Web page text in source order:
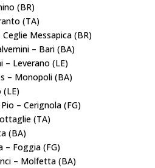
(BR)
(TA)
Messapica (BR)
– Bari (BA)
– Leverano (LE)
– Monopoli (BA)
(LE)
– Cerignola (FG)
(TA)
(BA)
– Foggia (FG)
– Molfetta (BA)